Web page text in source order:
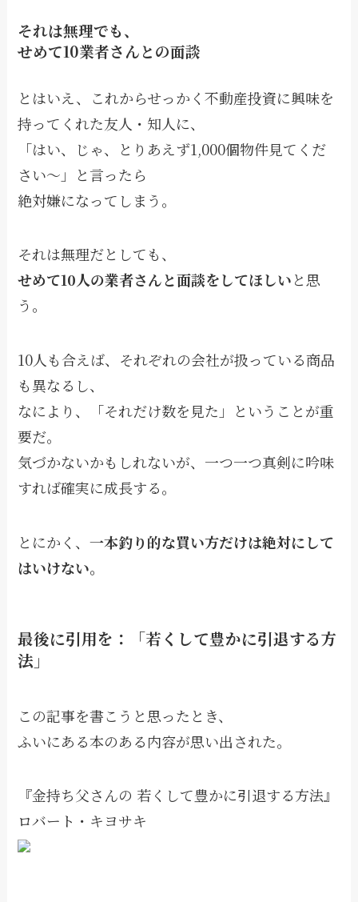
それは無理でも、
せめて10業者さんとの面談
とはいえ、これからせっかく不動産投資に興味を
持ってくれた友人・知人に、
「はい、じゃ、とりあえず1,000個物件見てくだ
さい〜」と言ったら
絶対嫌になってしまう。
それは無理だとしても、
せめて10人の業者さんと面談をしてほしいと思
う。
10人も合えば、それぞれの会社が扱っている商品
も異なるし、
なにより、「それだけ数を見た」ということが重
要だ。
気づかないかもしれないが、一つ一つ真剣に吟味
すれば確実に成長する。
とにかく、一本釣り的な買い方だけは絶対にして
はいけない。
最後に引用を：「若くして豊かに引退する方
法」
この記事を書こうと思ったとき、
ふいにある本のある内容が思い出された。
『金持ち父さんの 若くして豊かに引退する方法』
ロバート・キヨサキ